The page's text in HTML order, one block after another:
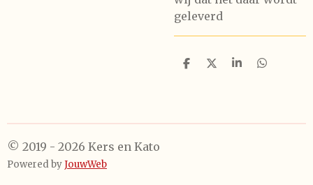
geleverd
D
D
S
D
© 2019 - 2026 Kers en Kato
Powered byJouwWeb